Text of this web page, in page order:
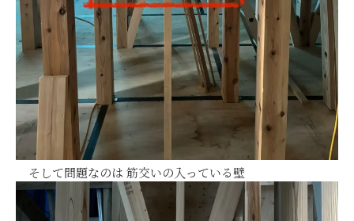
そして問題なのは 筋交いの入っている壁